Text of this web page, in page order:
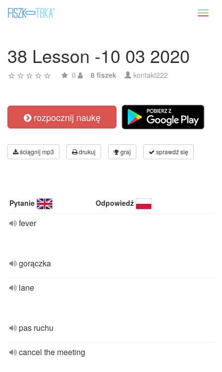
38 Lesson -10 03 2020
0 8 fiszek kontakt222
rozpocznij naukę
ściągnij mp3 drukuj graj sprawdź się
Pytanie Odpowiedź
fever
gorączka
lane
pas ruchu
cancel the meeting